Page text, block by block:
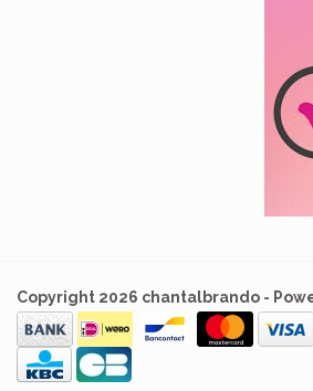
Copyright 2026 chantalbrando -